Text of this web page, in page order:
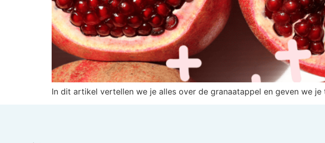
In dit artikel vertellen we je alles over de granaatappel en geven we